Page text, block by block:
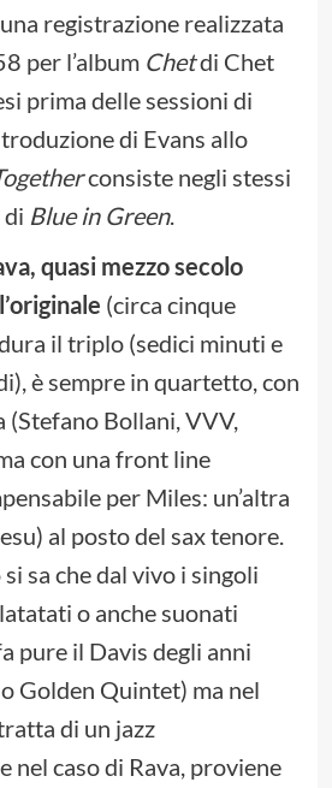
registrazione realizzata
per l’album Chetdi Chet
prima delle sessioni di
di Evans allo
consiste negli stessi
di Blue in Green.
quasi mezzo secolo
(circa cinque
il triplo (sedici minuti e
è sempre in quartetto, con
(Stefano Bollani, VVV,
con una front line
per Miles: un’altra
al posto del sax tenore.
sa che dal vivo i singoli
o anche suonati
pure il Davis degli anni
Golden Quintet) ma nel
di un jazz
nel caso di Rava, proviene